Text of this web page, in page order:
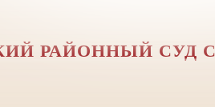
РАЙОННЫЙ СУД